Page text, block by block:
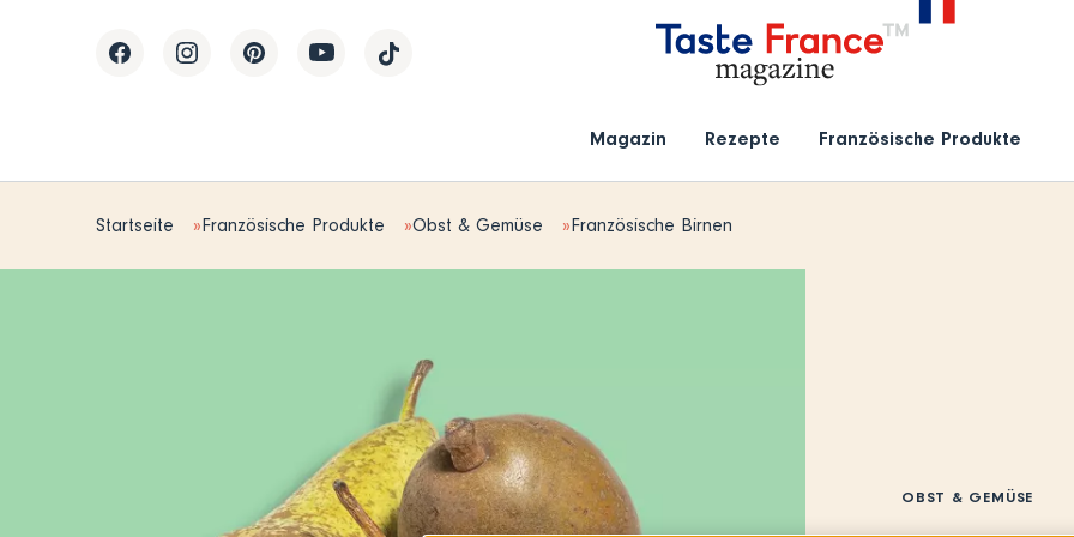
Magazin Rezepte Französische Produkte
Startseite Französische Produkte Obst & Gemüse Französische Birnen
OBST & GEMÜSE